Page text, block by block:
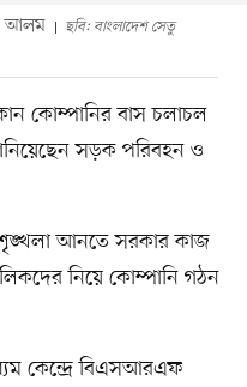
আলম
ছবি: বাংলাদেশ সেতু
কোম্পানির বাস চলাচল
সড়ক পরিবহন ও
শৃঙ্খলা আনতে সরকার কাজ
নিয়ে কোম্পানি গঠন
কেন্দ্রে বিএসআরএফ